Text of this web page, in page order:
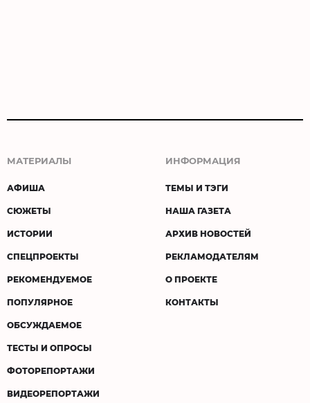
МАТЕРИАЛЫ
АФИША
СЮЖЕТЫ
ИСТОРИИ
СПЕЦПРОЕКТЫ
РЕКОМЕНДУЕМОЕ
ПОПУЛЯРНОЕ
ОБСУЖДАЕМОЕ
ТЕСТЫ И ОПРОСЫ
ФОТОРЕПОРТАЖИ
ВИДЕОРЕПОРТАЖИ
ИНФОРМАЦИЯ
ТЕМЫ И ТЭГИ
НАША ГАЗЕТА
АРХИВ НОВОСТЕЙ
РЕКЛАМОДАТЕЛЯМ
О ПРОЕКТЕ
КОНТАКТЫ